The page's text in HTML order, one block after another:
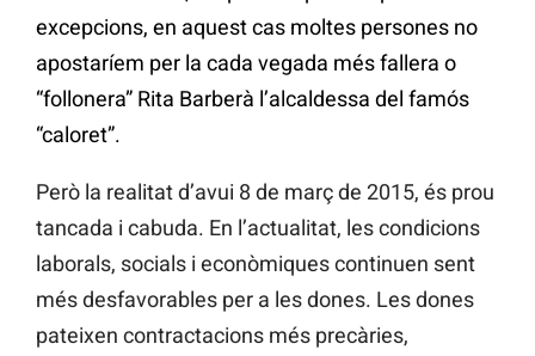
excepcions, en aquest cas moltes persones no
apostaríem per la cada vegada més fallera o
“follonera” Rita Barberà l’alcaldessa del famós
“caloret”.
Però la realitat d’avui 8 de març de 2015, és prou
tancada i cabuda. En l’actualitat, les condicions
laborals, socials i econòmiques continuen sent
més desfavorables per a les dones. Les dones
pateixen contractacions més precàries,